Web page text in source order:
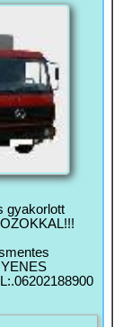
gyakorlott